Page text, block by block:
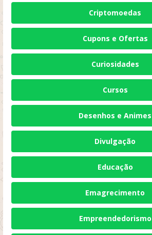
Criptomoedas
Cupons e Ofertas
Curiosidades
Cursos
Desenhos e Animes
Divulgação
Educação
Emagrecimento
Empreendedorismo